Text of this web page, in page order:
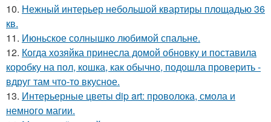
10. Нежный интерьер небольшой квартиры площадью 36
кв.
11. Июньское солнышко любимой спальне.
12. Когда хозяйка принесла домой обновку и поставила
коробку на пол, кошка, как обычно, подошла проверить -
вдруг там что-то вкусное.
13. Интерьерные цветы dip art: проволока, смола и
немного магии.